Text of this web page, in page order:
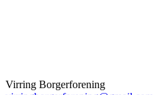
Virring Borgerforening